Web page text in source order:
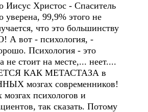
Иисус Христос - Спаситель
уверена, 99,9% этого не
что это большинству
вот - психология, -
Психология - это
не стоит на месте,... неет....
КАК МЕТАСТАЗА в
мозгах современников!
психологов и
так сказать. Потому